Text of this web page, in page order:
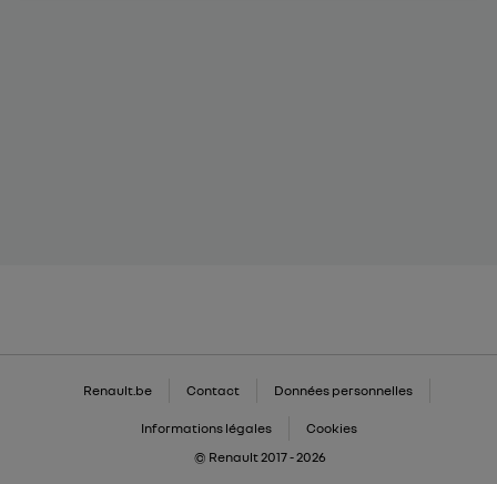
Renault.be Contact Données personnelles
Informations légales
Cookies
© Renault 2017 - 2026